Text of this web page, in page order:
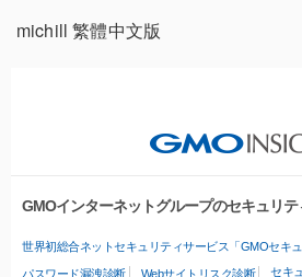
michill 繁體中文版
GMOインターネットグループのセキュリ
世界初総合ネットセキュリティサービス「GMOセキュ
パスワード漏洩診断 Webサイトリスク診断 セキ